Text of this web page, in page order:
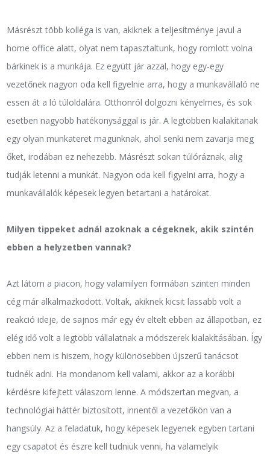
Másrészt több kolléga is van, akiknek a teljesítménye javul a
home office alatt, olyat nem tapasztaltunk, hogy romlott volna
bárkinek is a munkája. Ez együtt jár azzal, hogy egy-egy
vezetőnek nagyon oda kell figyelnie arra, hogy a munkavállaló ne
essen át a ló túloldalára. Otthonról dolgozni kényelmes, és sok
esetben nagyobb hatékonysággal is jár. A legtöbben kialakítanak
egy olyan munkateret magunknak, ahol senki nem zavarja meg
őket, irodában ez nehezebb. Másrészt sokan túlóráznak, alig
tudják letenni a munkát. Nagyon oda kell figyelni arra, hogy a
munkavállalók képesek legyen betartani a határokat.
Milyen tippeket adnál azoknak a cégeknek, akik szintén
ebben a helyzetben vannak?
Azt látom a piacon, hogy valamilyen formában szinten minden
cég már alkalmazkodott. Voltak, akiknek kicsit lassabb volt a
reakció ideje, de sajnos már egy év eltelt ebben az állapotban, ez
elég idő volt a legtöbb vállalatnak a módszerek kialakításában. Így
ebben nem is hiszem, hogy különösebben újszerű tanácsot
tudnék adni. Ha mondanom kell valami, akkor az a korábbi
kérdésre kifejtett válaszom lenne. A módszertan megvan, a
technológiai háttér biztosított, innentől a vezetőkön van a
hangsúly. Az a feladatuk, hogy képesek legyenek egyben tartani
egy csapatot és észre kell tudniuk venni, ha valamelyik